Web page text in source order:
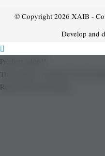
© Copyright 2026 XAIB -
Develop and
Product added!
The product is already in the
Removed from Wishlist